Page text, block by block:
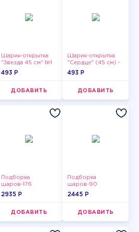
Шарик-открытка
"Звезда 45 см" №1
493 P
ДОБАВИТЬ
Шарик-открытка
"Сердце" (45 см) -
2
493 P
ДОБАВИТЬ
Подборка
шаров-176
2935 P
ДОБАВИТЬ
Подборка
шаров-90
2445 P
ДОБАВИТЬ